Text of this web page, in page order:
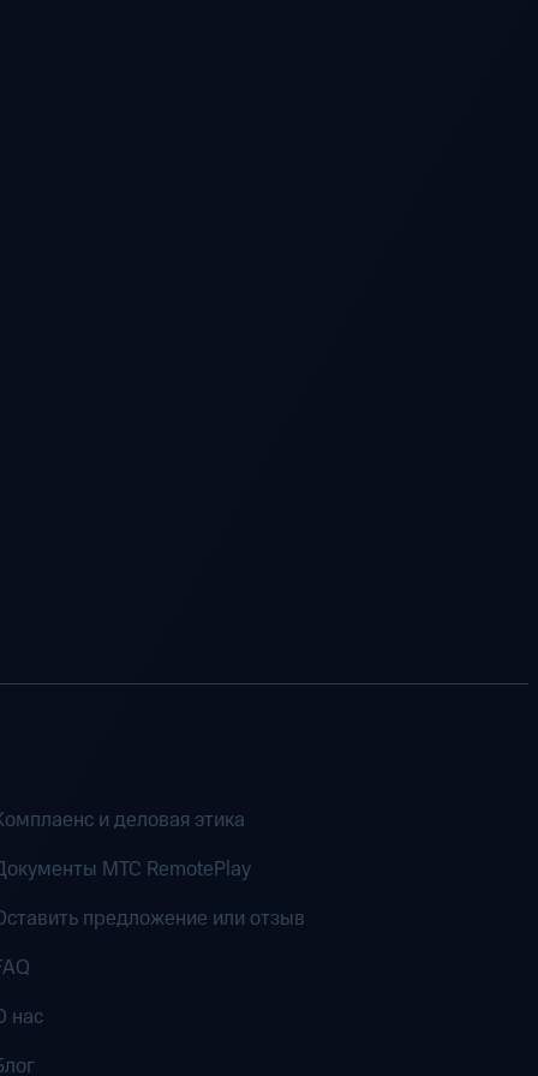
и деловая этика
MTC RemotePlay
предложение или отзыв
нас